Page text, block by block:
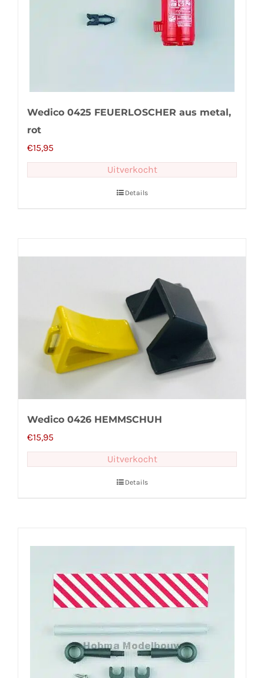
Wedico 0425 FEUERLOSCHER aus metal,
rot
€15,95
Uitverkocht
Details
Wedico 0426 HEMMSCHUH
€15,95
Uitverkocht
Details